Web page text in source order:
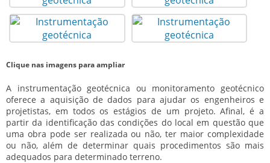
Clique nas imagens para ampliar
A instrumentação geotécnica ou monitoramento geotécnico
oferece a aquisição de dados para ajudar os engenheiros e
projetistas, em todos os estágios de um projeto. Afinal, é a
partir da identificação das condições do local em questão que
uma obra pode ser realizada ou não, ter maior complexidade
ou não, além de determinar quais procedimentos são mais
adequados para determinado terreno.